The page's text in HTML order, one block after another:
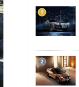
1
2